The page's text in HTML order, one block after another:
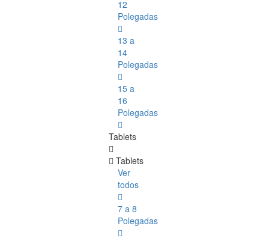
12
Polegadas
13 a
14
Polegadas
15 a
16
Polegadas
Tablets
Tablets
Ver
todos
7 a 8
Polegadas